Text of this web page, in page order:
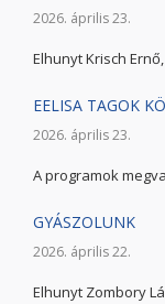
2026. április 23.
Elhunyt Krisch
EELISA TAGOK
2026. április 23.
A programok
GYÁSZOLUNK
2026. április 22.
Elhunyt Zombory